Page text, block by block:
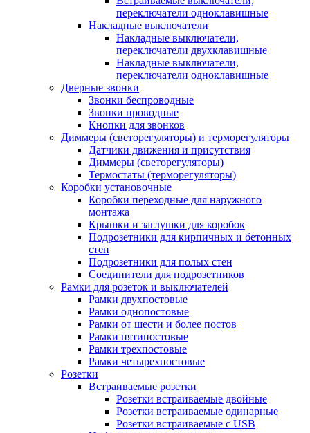
переключатели одноклавишные
Накладные выключатели
Накладные выключатели,
переключатели двухклавишные
Накладные выключатели,
переключатели одноклавишные
Дверные звонки
Звонки беспроводные
Звонки проводные
Кнопки для звонков
Диммеры (светорегуляторы) и терморегуляторы
Датчики движения и присутствия
Диммеры (светорегуляторы)
Термостаты (терморегуляторы)
Коробки установочные
Коробки переходные для наружного
монтажа
Крышки и заглушки для коробок
Подрозетники для кирпичных и бетонных
стен
Подрозетники для полых стен
Соединители для подрозетников
Рамки для розеток и выключателей
Рамки двухпостовые
Рамки однопостовые
Рамки от шести и более постов
Рамки пятипостовые
Рамки трехпостовые
Рамки четырехпостовые
Розетки
Встраиваемые розетки
Розетки встраиваемые двойные
Розетки встраиваемые одинарные
Розетки встраиваемые с USB